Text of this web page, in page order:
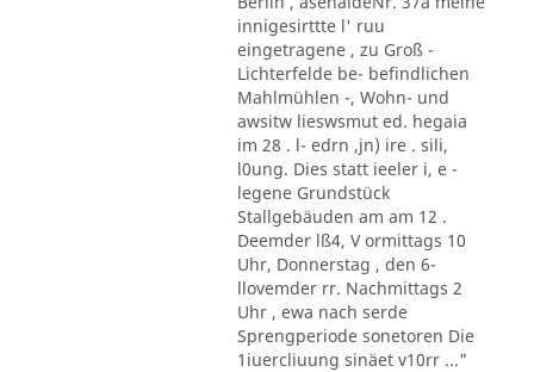
innigesirttte l' ruu
eingetragene , zu Groß -
Lichterfelde be- befindlichen
Mahlmühlen -, Wohn- und
awsitw lieswsmut ed. hegaia
im 28 . l- edrn ,jn) ire . sili,
l0ung. Dies statt ieeler i, e -
legene Grundstück
Stallgebäuden am am 12 .
Deemder lß4, V ormittags 10
Uhr, Donnerstag , den 6-
llovemder rr. Nachmittags 2
Uhr , ewa nach serde
Sprengperiode sonetoren Die
1iuercliuung sinäet v10rr ..."